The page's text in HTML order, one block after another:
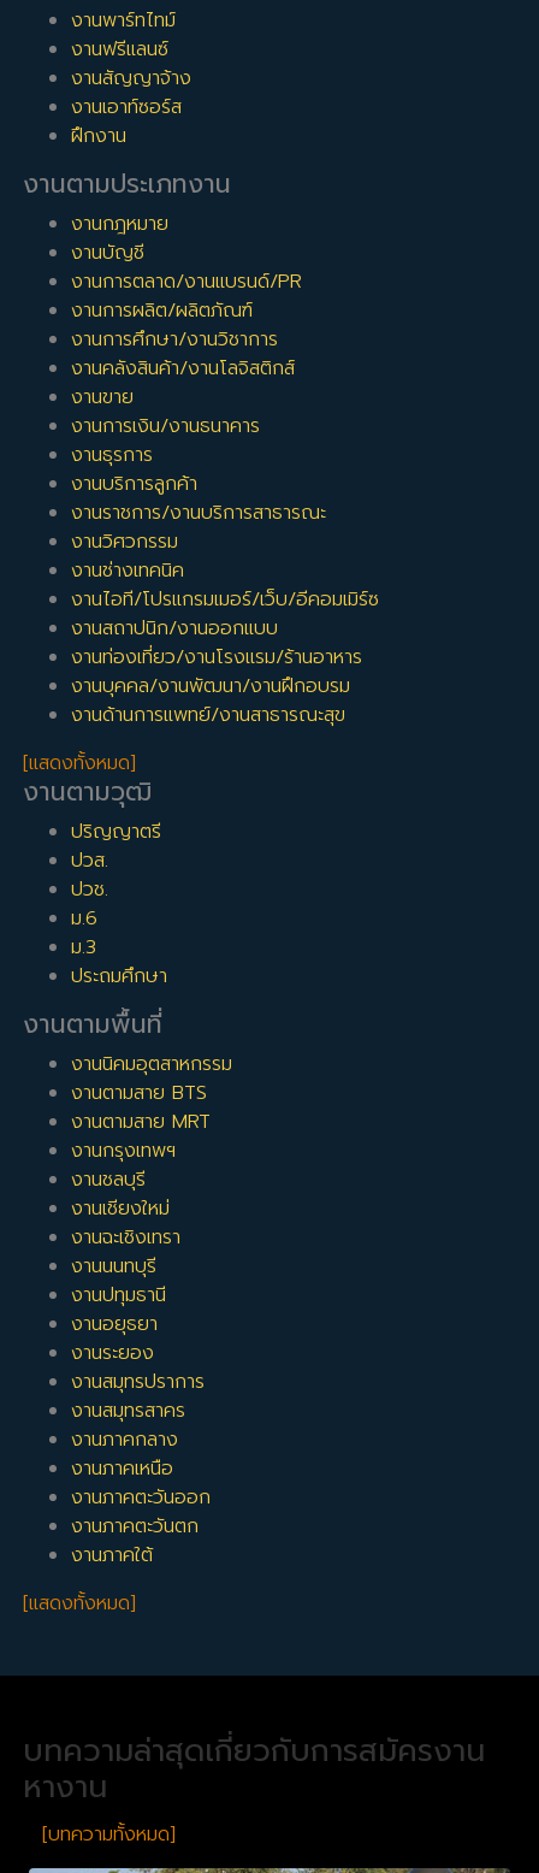
งานพาร์ทไทม์
งานฟรีแลนซ์
งานสัญญาจ้าง
งานเอาท์ซอร์ส
ฝึกงาน
งานตามประเภทงาน
งานกฎหมาย
งานบัญชี
งานการตลาด/งานแบรนด์/PR
งานการผลิต/ผลิตภัณฑ์
งานการศึกษา/งานวิชาการ
งานคลังสินค้า/งานโลจิสติกส์
งานขาย
งานการเงิน/งานธนาคาร
งานธุรการ
งานบริการลูกค้า
งานราชการ/งานบริการสาธารณะ
งานวิศวกรรม
งานช่างเทคนิค
งานไอที/โปรแกรมเมอร์/เว็บ/อีคอมเมิร์ซ
งานสถาปนิก/งานออกแบบ
งานท่องเที่ยว/งานโรงแรม/ร้านอาหาร
งานบุคคล/งานพัฒนา/งานฝึกอบรม
งานด้านการแพทย์/งานสาธารณะสุข
[แสดงทั้งหมด]
งานตามวุฒิ
ปริญญาตรี
ปวส.
ปวช.
ม.6
ม.3
ประถมศึกษา
งานตามพื้นที่
งานนิคมอุตสาหกรรม
งานตามสาย BTS
งานตามสาย MRT
งานกรุงเทพฯ
งานชลบุรี
งานเชียงใหม่
งานฉะเชิงเทรา
งานนนทบุรี
งานปทุมธานี
งานอยุธยา
งานระยอง
งานสมุทรปราการ
งานสมุทรสาคร
งานภาคกลาง
งานภาคเหนือ
งานภาคตะวันออก
งานภาคตะวันตก
งานภาคใต้
[แสดงทั้งหมด]
บทความล่าสุดเกี่ยวกับการสมัครงาน
หางาน
[บทความทั้งหมด]